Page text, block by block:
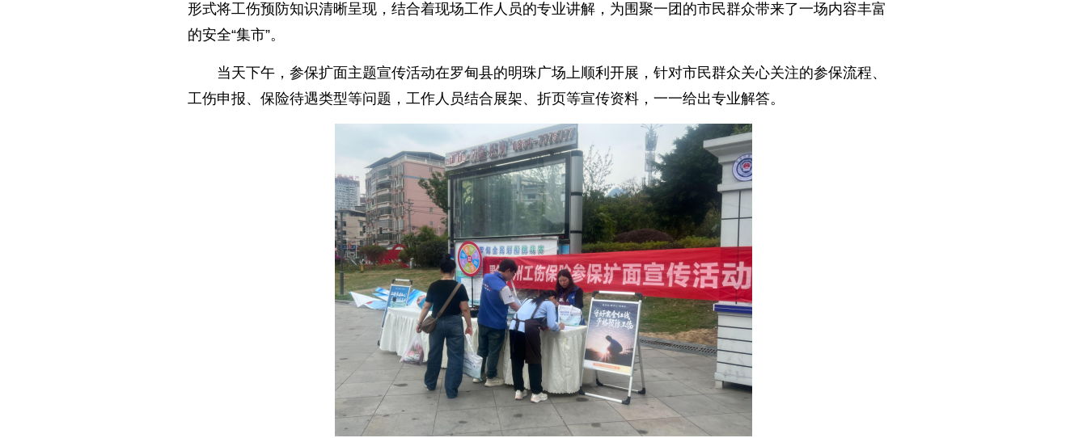
形式将工伤预防知识清晰呈现，结合着现场工作人员的专业讲解，为围聚一团的市民群众带来了一场内容丰富
的安全“集市”。
当天下午，参保扩面主题宣传活动在罗甸县的明珠广场上顺利开展，针对市民群众关心关注的参保流程、
工伤申报、保险待遇类型等问题，工作人员结合展架、折页等宣传资料，一一给出专业解答。